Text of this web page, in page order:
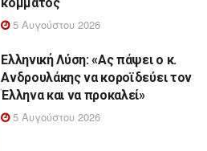
5 Αυγούστου 2026
Ελληνική Λύση: «Ας πάψει ο κ.
Ανδρουλάκης να κοροϊδεύει τον
Έλληνα και να προκαλεί»
5 Αυγούστου 2026